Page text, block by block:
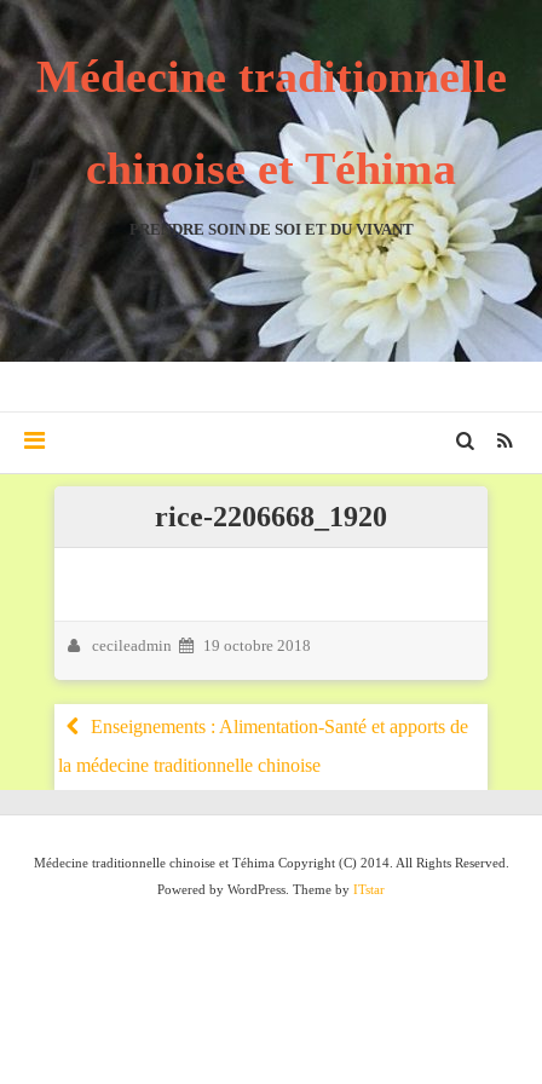
Médecine traditionnelle
chinoise et Téhima
PRENDRE SOIN DE SOI ET DU VIVANT
rice-2206668_1920
cecileadmin 19 octobre 2018
Enseignements : Alimentation-Santé et apports de
la médecine traditionnelle chinoise
Médecine traditionnelle chinoise et Téhima Copyright (C) 2014. All Rights Reserved.
Powered by WordPress. Theme by ITstar